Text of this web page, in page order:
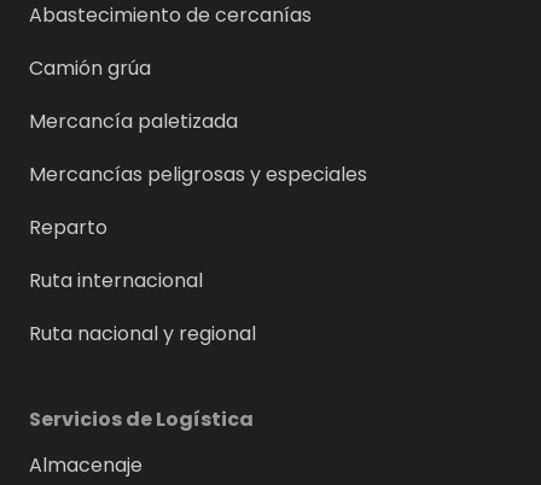
Abastecimiento de cercanías
Camión grúa
Mercancía paletizada
Mercancías peligrosas y especiales
Reparto
Ruta internacional
Ruta nacional y regional
Servicios de Logística
Almacenaje